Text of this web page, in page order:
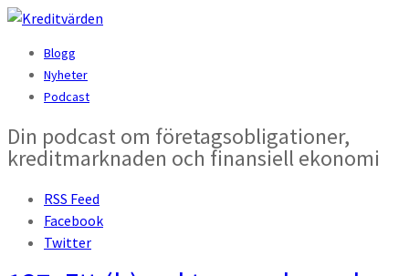
Blogg
Nyheter
Podcast
Din podcast om företagsobligationer,
kreditmarknaden och finansiell ekonomi
RSS Feed
Facebook
Twitter